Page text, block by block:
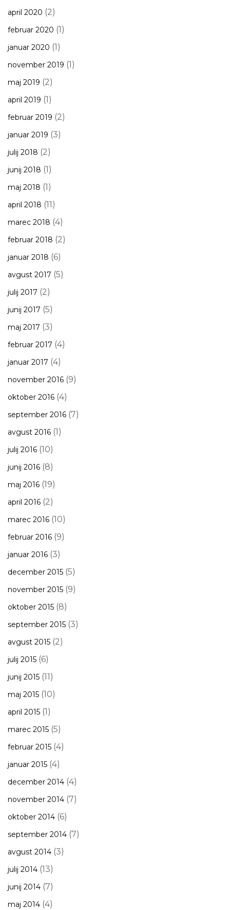
april 2020 (2)
februar 2020 (1)
januar 2020 (1)
november 2019 (1)
maj 2019 (2)
april 2019 (1)
februar 2019 (2)
januar 2019 (3)
julij 2018 (2)
junij 2018 (1)
maj 2018 (1)
april 2018 (11)
marec 2018 (4)
februar 2018 (2)
januar 2018 (6)
avgust 2017 (5)
julij 2017 (2)
junij 2017 (5)
maj 2017 (3)
februar 2017 (4)
januar 2017 (4)
november 2016 (9)
oktober 2016 (4)
september 2016 (7)
avgust 2016 (1)
julij 2016 (10)
junij 2016 (8)
maj 2016 (19)
april 2016 (2)
marec 2016 (10)
februar 2016 (9)
januar 2016 (3)
december 2015 (5)
november 2015 (9)
oktober 2015 (8)
september 2015 (3)
avgust 2015 (2)
julij 2015 (6)
junij 2015 (11)
maj 2015 (10)
april 2015 (1)
marec 2015 (5)
februar 2015 (4)
januar 2015 (4)
december 2014 (4)
november 2014 (7)
oktober 2014 (6)
september 2014 (7)
avgust 2014 (3)
julij 2014 (13)
junij 2014 (7)
maj 2014 (4)